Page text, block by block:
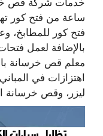
ساعة من فتح كور
فتح كور للمطابخ،
بالإضافة لعمل
معلم قص خرسانة
اهتزازات في
ليزر، وقص